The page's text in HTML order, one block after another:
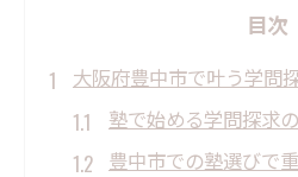
目次
大阪府豊中市で叶う学問
塾で始める学問探求
豊中市での塾選びで